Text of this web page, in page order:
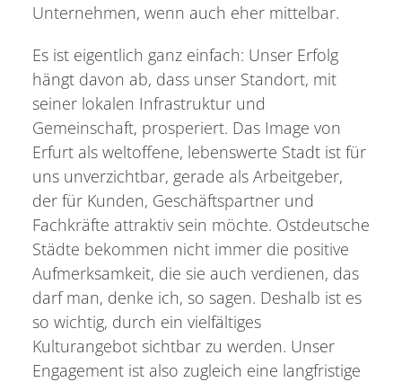
Unternehmen, wenn auch eher mittelbar.
Es ist eigentlich ganz einfach: Unser Erfolg
hängt davon ab, dass unser Standort, mit
seiner lokalen Infrastruktur und
Gemeinschaft, prosperiert. Das Image von
Erfurt als weltoffene, lebenswerte Stadt ist für
uns unverzichtbar, gerade als Arbeitgeber,
der für Kunden, Geschäftspartner und
Fachkräfte attraktiv sein möchte. Ostdeutsche
Städte bekommen nicht immer die positive
Aufmerksamkeit, die sie auch verdienen, das
darf man, denke ich, so sagen. Deshalb ist es
so wichtig, durch ein vielfältiges
Kulturangebot sichtbar zu werden. Unser
Engagement ist also zugleich eine langfristige